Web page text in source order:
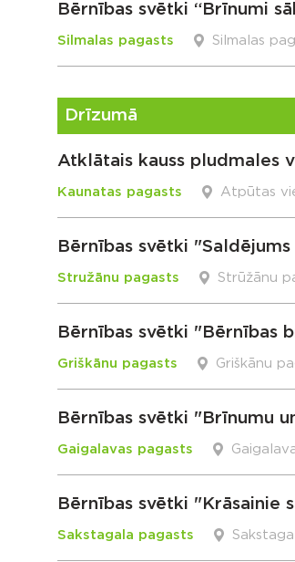
Bērnības svētki “Brīnumi
Silmalas pagasts Silmalas
Drīzumā
Atklātais kauss pludmales
Kaunatas pagasts Atpūtas
Bērnības svētki
Stružānu pagasts Strūžānu
Bērnības svētki "Bērnības
Griškānu pagasts Griškānu
Bērnības svētki "Brīnumu
Gaigalavas pagasts
Bērnības svētki "Krāsainie
Sakstagala pagasts